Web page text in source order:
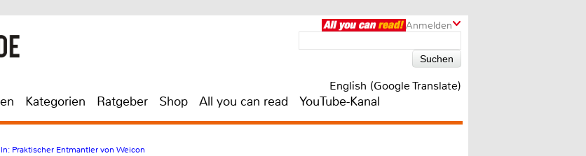
Anmelden
English (Google Translate)
Kategorien Ratgeber Shop All you can read YouTube-Kanal
Praktischer Entmantler von Weicon